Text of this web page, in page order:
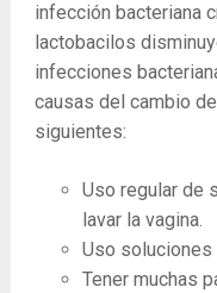
infección bacteriana
lactobacilos
infecciones
causas del cambio
siguientes:
Uso regular de
lavar la vagina.
Uso soluciones
Tener muchas